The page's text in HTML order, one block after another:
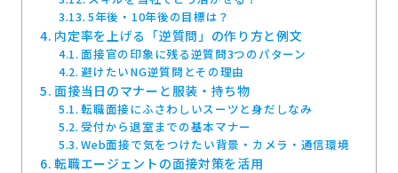
5年後・10年後の目標は？
内定率を上げる「逆質問」の作り方と例文
面接官の印象に残る逆質問3つのパターン
避けたいNG逆質問とその理由
面接当日のマナーと服装・持ち物
転職面接にふさわしいスーツと身だしなみ
受付から退室までの基本マナー
Web面接で気をつけたい背景・カメラ・通信環境
転職エージェントの面接対策を活用